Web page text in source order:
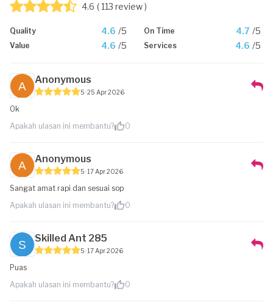
4.6 ( 113 review )
Quality 4.6 /5 On Time 4.7 /5
Value 4.6 /5 Services 4.6 /5
Anonymous
5 25 Apr 2026
Ok
Apakah ulasan ini membantu?
0
Anonymous
5 17 Apr 2026
Sangat amat rapi dan sesuai sop
Apakah ulasan ini membantu?
0
Skilled Ant 285
5 17 Apr 2026
Puas
Apakah ulasan ini membantu?
0